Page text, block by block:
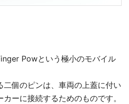
Powという極小のモバイル
二個のピンは、車両の上蓋に付い
ーに接続するためのものです。